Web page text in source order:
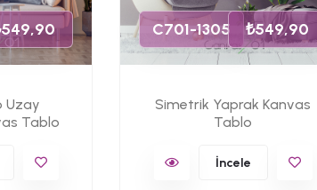
Uzay
Tablo
C701-1305 ₺549,90
Simetrik Yaprak Kanvas
Tablo
İncele